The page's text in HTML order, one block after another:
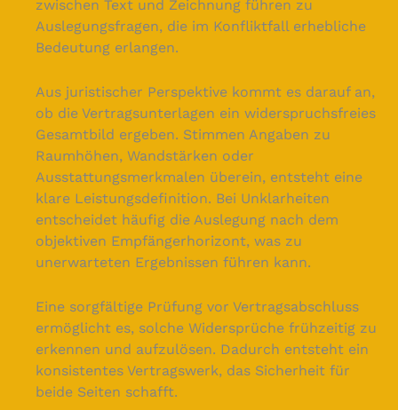
zwischen Text und Zeichnung führen zu
Auslegungsfragen, die im Konfliktfall erhebliche
Bedeutung erlangen.
Aus juristischer Perspektive kommt es darauf an,
ob die Vertragsunterlagen ein widerspruchsfreies
Gesamtbild ergeben. Stimmen Angaben zu
Raumhöhen, Wandstärken oder
Ausstattungsmerkmalen überein, entsteht eine
klare Leistungsdefinition. Bei Unklarheiten
entscheidet häufig die Auslegung nach dem
objektiven Empfängerhorizont, was zu
unerwarteten Ergebnissen führen kann.
Eine sorgfältige Prüfung vor Vertragsabschluss
ermöglicht es, solche Widersprüche frühzeitig zu
erkennen und aufzulösen. Dadurch entsteht ein
konsistentes Vertragswerk, das Sicherheit für
beide Seiten schafft.